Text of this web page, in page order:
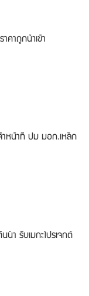
คาถูกนำเข้า
าหน้าที่ ปม มอก.เหล็ก
ำ รับเมกะโปรเจกต์